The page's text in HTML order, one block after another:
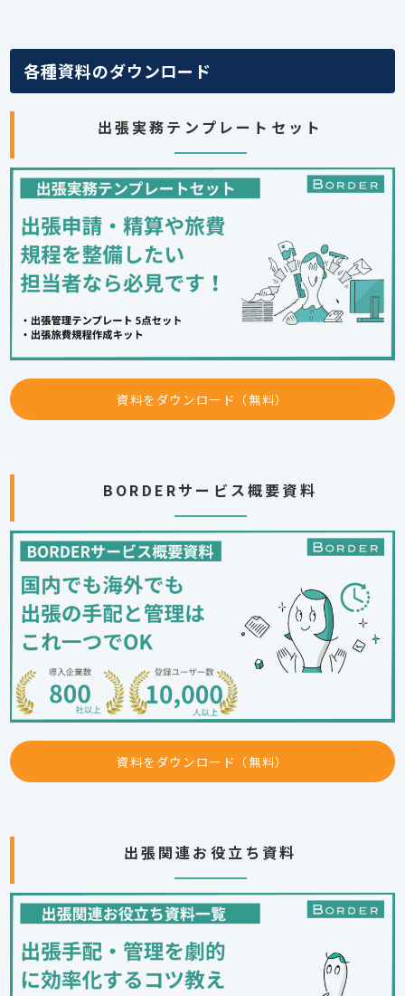
各種資料のダウンロード
出張実務テンプレートセット
資料をダウンロード（無料）
BORDERサービス概要資料
資料をダウンロード（無料）
出張関連お役立ち資料